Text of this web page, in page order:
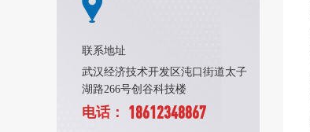
联系地址
武汉经济技术开发区沌口街道太子
湖路266号创谷科技楼
电话： 18612348867